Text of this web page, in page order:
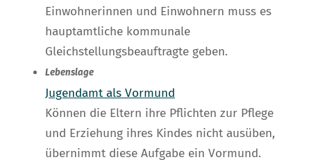
Einwohnerinnen und Einwohnern muss es
hauptamtliche kommunale
Gleichstellungsbeauftragte geben.
Lebenslage
Jugendamt als Vormund
Können die Eltern ihre Pflichten zur Pflege
und Erziehung ihres Kindes nicht ausüben,
übernimmt diese Aufgabe ein Vormund.